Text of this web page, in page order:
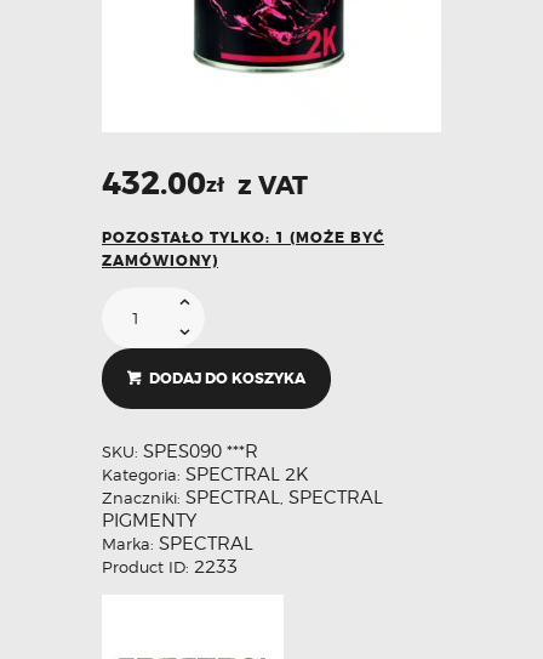
432.00zł z VAT
POZOSTAŁO TYLKO: 1 (MOŻE BYĆ
ZAMÓWIONY)
DODAJ DO KOSZYKA
SKU: SPES090 ***R
Kategoria: SPECTRAL 2K
Znaczniki: SPECTRAL SPECTRAL
PIGMENTY
Marka: SPECTRAL
Product ID: 2233